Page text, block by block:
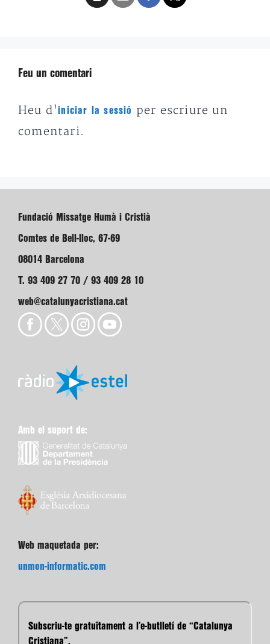
Feu un comentari
Heu d'iniciar la sessió
per escriure un
comentari.
Fundació Missatge Humà i Cristià
Comtes de Bell-lloc, 67-69
08014 Barcelona
T. 93 409 27 70 / 93 409 28 10
web@catalunyacristiana.cat
Amb el suport de:
Web maquetada per:
unmon-informatic.com
Subscriu-te gratuïtament a l’e-butlletí de “Catalunya
Cristiana”.